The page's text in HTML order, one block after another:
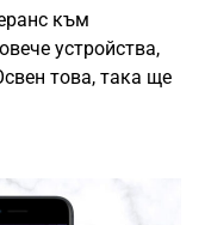
към
устройства,
това, така ще